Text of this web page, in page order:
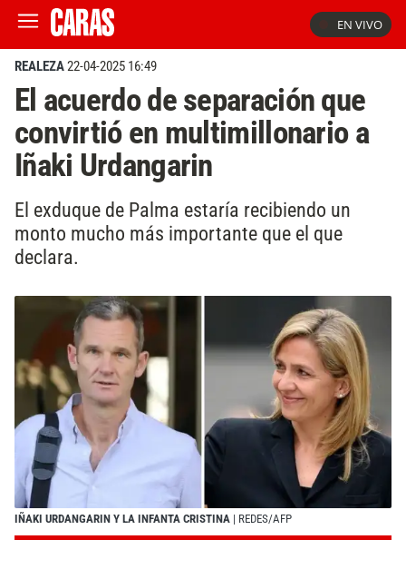
EN VIVO
REALEZA22-04-2025 16:49
El acuerdo de separación que
convirtió en multimillonario a
Iñaki Urdangarin
El exduque de Palma estaría recibiendo un
monto mucho más importante que el que
declara.
IÑAKI URDANGARIN Y LA INFANTA CRISTINA | REDES/AFP